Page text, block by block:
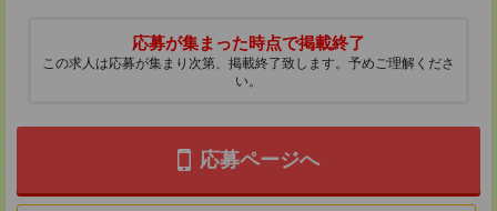
応募が集まった時点で掲載終了
この求人は応募が集まり次第、掲載終了致します。予めご理解くださ
い。
応募ページへ